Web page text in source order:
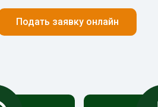
Подать заявку онлайн